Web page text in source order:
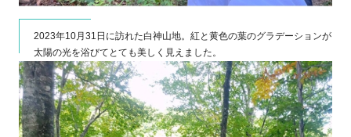
2023年10月31日に訪れた白神山地。紅と黄色の葉のグラデーションが
太陽の光を浴びてとても美しく見えました。